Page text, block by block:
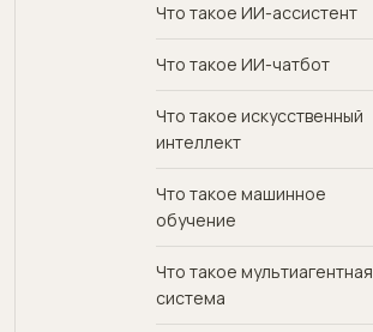
Что такое ИИ-ассистент
Что такое ИИ-чатбот
Что такое искусственный
интеллект
Что такое машинное
обучение
Что такое мультиагентная
система